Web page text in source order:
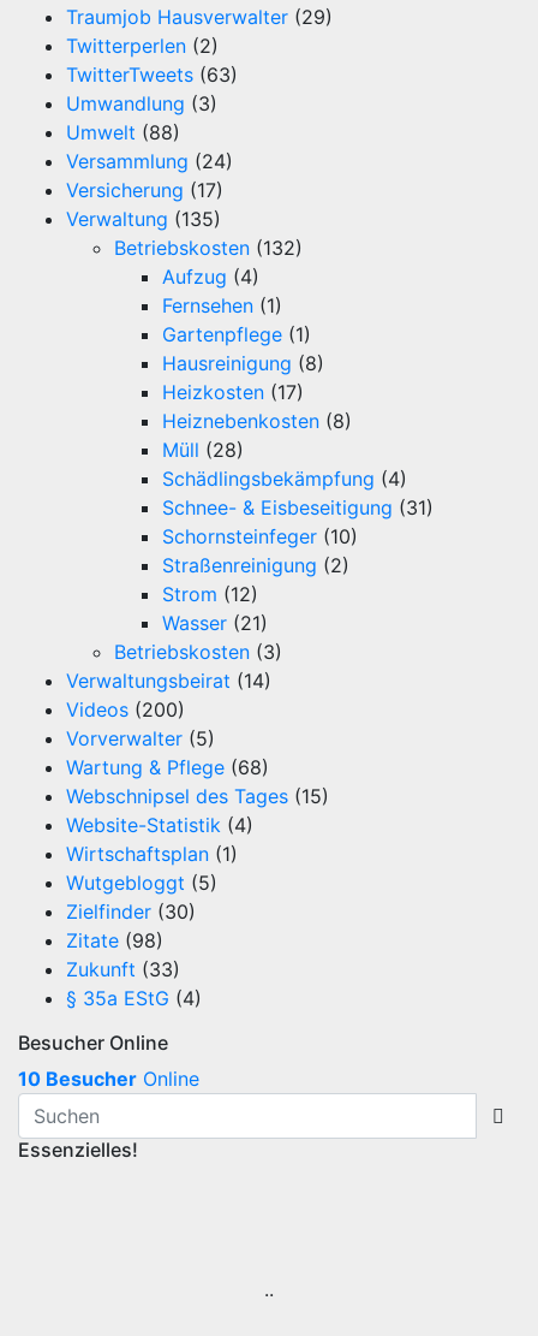
Traumjob Hausverwalter (29)
Twitterperlen (2)
TwitterTweets (63)
Umwandlung (3)
Umwelt (88)
Versammlung (24)
Versicherung (17)
Verwaltung (135)
Betriebskosten (132)
Aufzug (4)
Fernsehen (1)
Gartenpflege (1)
Hausreinigung (8)
Heizkosten (17)
Heiznebenkosten (8)
Müll (28)
Schädlingsbekämpfung (4)
Schnee- & Eisbeseitigung (31)
Schornsteinfeger (10)
Straßenreinigung (2)
Strom (12)
Wasser (21)
Betriebskosten (3)
Verwaltungsbeirat (14)
Videos (200)
Vorverwalter (5)
Wartung & Pflege (68)
Webschnipsel des Tages (15)
Website-Statistik (4)
Wirtschaftsplan (1)
Wutgebloggt (5)
Zielfinder (30)
Zitate (98)
Zukunft (33)
§ 35a EStG (4)
Besucher Online
10 Besucher Online
Essenzielles!
..